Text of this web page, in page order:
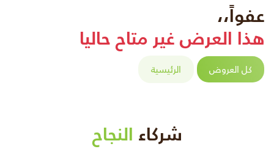
عفواً،،
هذا العرض غير متاح حاليا
كل العروض الرئيسية
شركاء النجاح